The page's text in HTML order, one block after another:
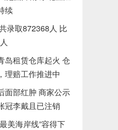
续
录取872368人 比
岛租赁仓库起火 仓
理赔工作推进中
面部红肿 商家公示
冠李戴且已注销
美海岸线”容得下